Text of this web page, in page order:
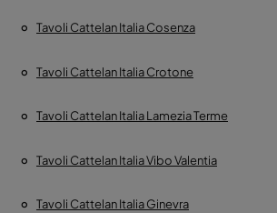
Tavoli Cattelan Italia Cosenza
Tavoli Cattelan Italia Crotone
Tavoli Cattelan Italia Lamezia Terme
Tavoli Cattelan Italia Vibo Valentia
Tavoli Cattelan Italia Ginevra